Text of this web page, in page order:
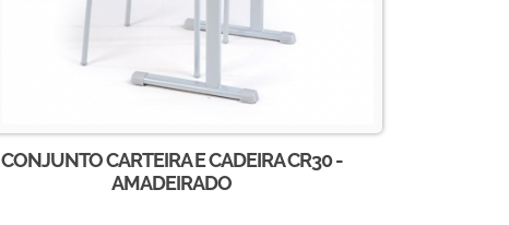
CONJUNTO CARTEIRA E CADEIRA CR30 -
AMADEIRADO